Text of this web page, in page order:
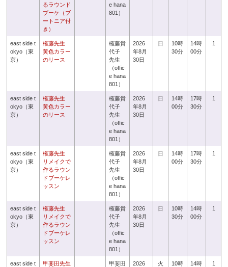
るラウンド
ブーケ（ブ
ートニア付
き）
e hana
801）
east side t
okyo（東
京）
権藤先生
黄色カラー
のリース
権藤貴
代子
先生
（offic
e hana
801）
2026
年8月
30日
日
10時
30分
14時
00分
1
east side t
okyo（東
京）
権藤先生
黄色カラー
のリース
権藤貴
代子
先生
（offic
e hana
801）
2026
年8月
30日
日
14時
00分
17時
30分
1
east side t
okyo（東
京）
権藤先生
リメイクで
作るラウン
ドブーケレ
ッスン
権藤貴
代子
先生
（offic
e hana
801）
2026
年8月
30日
日
14時
00分
17時
30分
1
east side t
okyo（東
京）
権藤先生
リメイクで
作るラウン
ドブーケレ
ッスン
権藤貴
代子
先生
（offic
e hana
801）
2026
年8月
30日
日
10時
30分
14時
00分
1
east side t
甲斐田先生
甲斐田
2026
火
10時
14時
1